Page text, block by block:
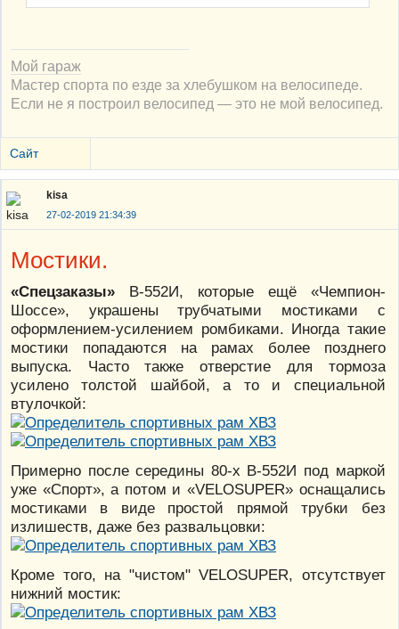
Мой гараж
Мастер спорта по езде за хлебушком на велосипеде.
Если не я построил велосипед — это не мой велосипед.
Сайт
kisa
27-02-2019 21:34:39
Мостики.
«Спецзаказы» В-552И, которые ещё «Чемпион-
Шоссе», украшены трубчатыми мостиками с
оформлением-усилением ромбиками. Иногда такие
мостики попадаются на рамах более позднего
выпуска. Часто также отверстие для тормоза
усилено толстой шайбой, а то и специальной
втулочкой:
Примерно после середины 80-х В-552И под маркой
уже «Спорт», а потом и «VELOSUPER» оснащались
мостиками в виде простой прямой трубки без
излишеств, даже без развальцовки:
Кроме того, на "чистом" VELOSUPER, отсутствует
нижний мостик: